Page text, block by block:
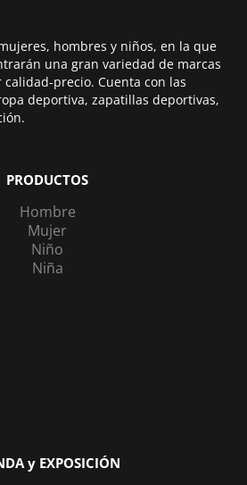
hombres y niños, en la que
una gran variedad de marcas
precio. Cuenta con las
deportiva, zapatillas deportivas,
PRODUCTOS
Hombre
Mujer
Niño
Niña
y EXPOSICIÓN